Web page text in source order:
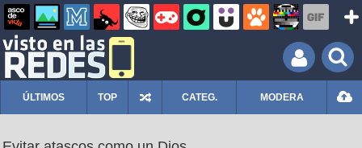
ÚLTIMOS TOP CATEG. MODERA